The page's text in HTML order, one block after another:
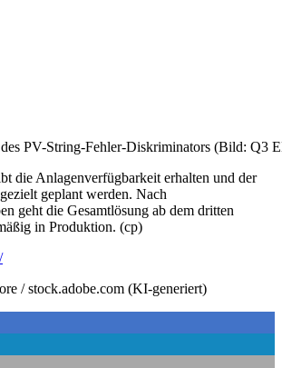
PV-String-Fehler-Diskriminators (Bild:
die Anlagenverfügbarkeit erhalten und der
geplant werden. Nach
geht die Gesamtlösung ab dem dritten
in Produktion. (cp)
/ stock.adobe.com (KI-generiert)